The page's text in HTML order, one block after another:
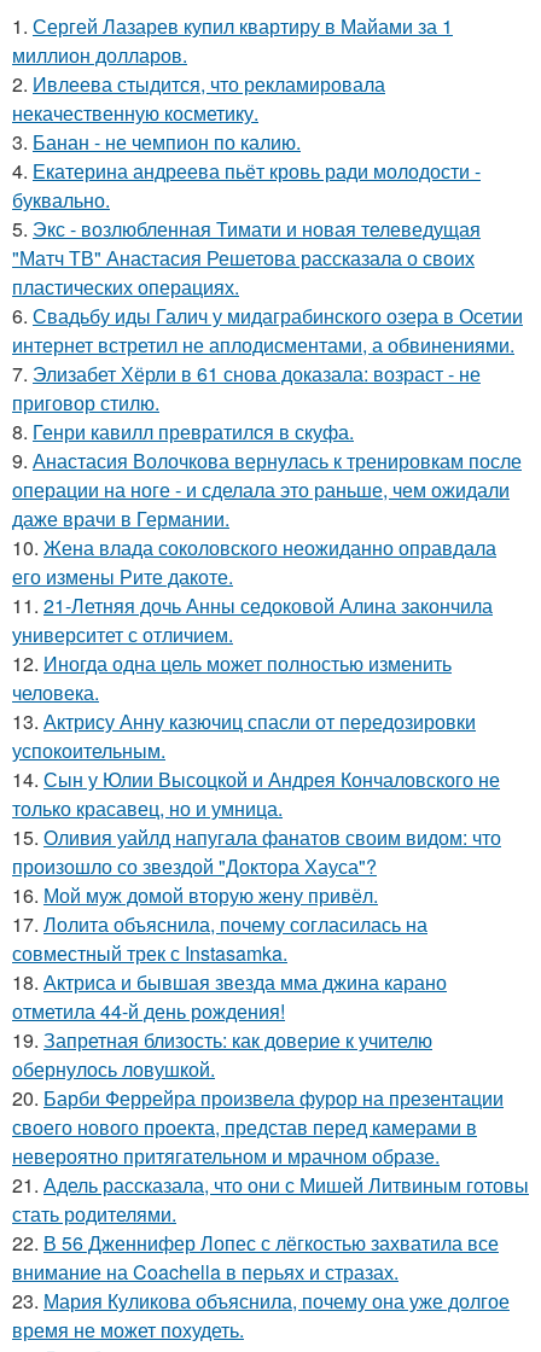
1. Сергей Лазарев купил квартиру в Майами за 1
миллион долларов.
2. Ивлеева стыдится, что рекламировала
некачественную косметику.
3. Банан - не чемпион по калию.
4. Екатерина андреева пьёт кровь ради молодости -
буквально.
5. Экс - возлюбленная Тимати и новая телеведущая
"Матч ТВ" Анастасия Решетова рассказала о своих
пластических операциях.
6. Свадьбу иды Галич у мидаграбинского озера в Осетии
интернет встретил не аплодисментами, а обвинениями.
7. Элизабет Хёрли в 61 снова доказала: возраст - не
приговор стилю.
8. Генри кавилл превратился в скуфа.
9. Анастасия Волочкова вернулась к тренировкам после
операции на ноге - и сделала это раньше, чем ожидали
даже врачи в Германии.
10. Жена влада соколовского неожиданно оправдала
его измены Рите дакоте.
11. 21-Летняя дочь Анны седоковой Алина закончила
университет с отличием.
12. Иногда одна цель может полностью изменить
человека.
13. Актрису Анну казючиц спасли от передозировки
успокоительным.
14. Сын у Юлии Высоцкой и Андрея Кончаловского не
только красавец, но и умница.
15. Оливия уайлд напугала фанатов своим видом: что
произошло со звездой "Доктора Хауса"?
16. Мой муж домой вторую жену привёл.
17. Лолита объяснила, почему согласилась на
совместный трек с Instasamka.
18. Актриса и бывшая звезда мма джина карано
отметила 44-й день рождения!
19. Запретная близость: как доверие к учителю
обернулось ловушкой.
20. Барби Феррейра произвела фурор на презентации
своего нового проекта, представ перед камерами в
невероятно притягательном и мрачном образе.
21. Адель рассказала, что они с Мишей Литвиным готовы
стать родителями.
22. В 56 Дженнифер Лопес с лёгкостью захватила все
внимание на Coachella в перьях и стразах.
23. Мария Куликова объяснила, почему она уже долгое
время не может похудеть.